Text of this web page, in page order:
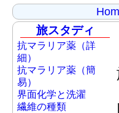
旅スタディ
抗マラリア薬（詳
細）
抗マラリア薬（簡
易）
界面化学と洗濯
繊維の種類